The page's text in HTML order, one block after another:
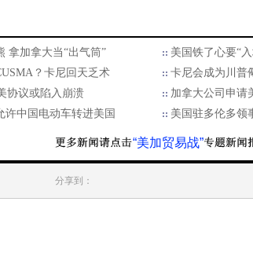
拿加拿大当“出气筒”
美国铁了心要“
？卡尼回天乏术
卡尼会成为川普
协议或陷入崩溃
加拿大公司申请
许中国电动车转进美国
美国驻多伦多领
“美加贸易战”
分享到：